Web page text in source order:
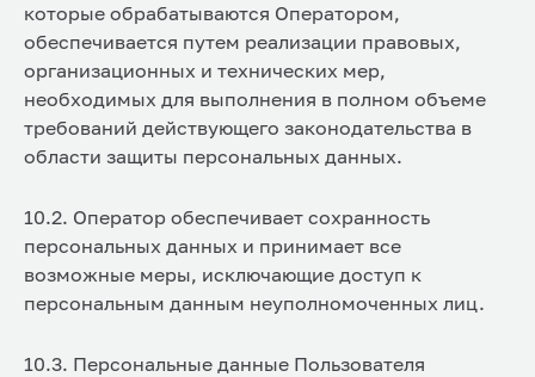
которые обрабатываются Оператором,
обеспечивается путем реализации правовых,
организационных и технических мер,
необходимых для выполнения в полном объеме
требований действующего законодательства в
области защиты персональных данных.
10.2. Оператор обеспечивает сохранность
персональных данных и принимает все
возможные меры, исключающие доступ к
персональным данным неуполномоченных лиц.
10.3. Персональные данные Пользователя